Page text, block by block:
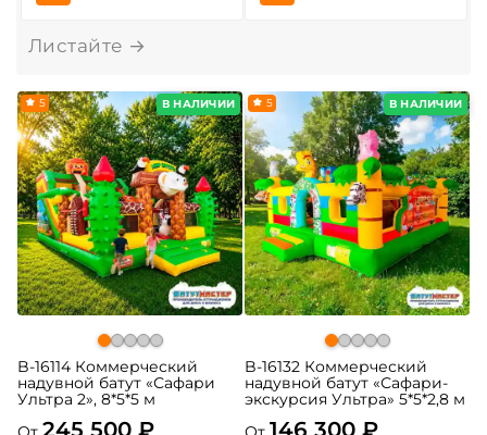
В НАЛИЧИИ
5
B-16114 Коммерческий
надувной батут «Сафари
Ультра 2», 8*5*5 м
245 500 ₽
В НАЛИЧИИ
5
B-16132 Коммерческий
надувной батут «Сафари-
экскурсия Ультра» 5*5*2,8 м
146 300 ₽